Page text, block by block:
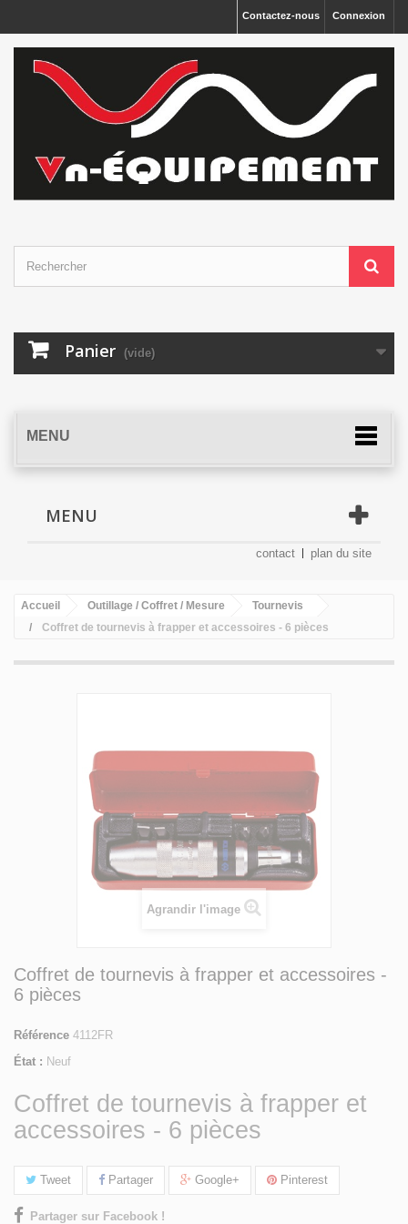
Connexion
Contactez-nous
Panier (vide)
MENU
MENU
contact plan du site
Accueil Outillage / Coffret / Mesure
Tournevis
Coffret de tournevis à frapper et accessoires - 6 pièces
Agrandir l'image
Coffret de tournevis à frapper et accessoires -
6 pièces
Référence 4112FR
État : Neuf
Coffret de tournevis à frapper et
accessoires - 6 pièces
Tweet Partager Google+ Pinterest
Partager sur Facebook !